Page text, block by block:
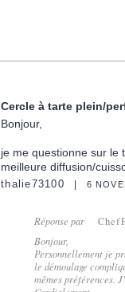
Cercle à tarte plein/
Bonjour,
je me questionne sur le
meilleure diffusion/
thalie73100 6
Réponse par
Bonjour,
Personnellement je
le démoulage
mêmes préférences.